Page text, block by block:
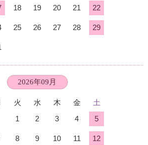
18 19 20 21 22
25 26 27 28 29
2026年09月
火 水 木 金
土
1
2 3 4 5
8 9 10 11 12